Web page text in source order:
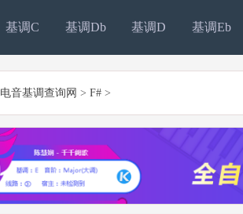
基调C 基调Db 基调D 基调Eb
电音基调查询网 > F# >